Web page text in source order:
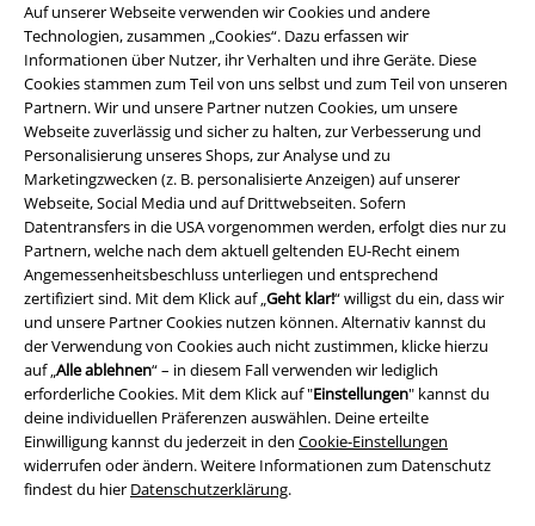
Auf unserer Webseite verwenden wir Cookies und andere
Technologien, zusammen „Cookies“. Dazu erfassen wir
Informationen über Nutzer, ihr Verhalten und ihre Geräte. Diese
Cookies stammen zum Teil von uns selbst und zum Teil von unseren
Partnern. Wir und unsere Partner nutzen Cookies, um unsere
Webseite zuverlässig und sicher zu halten, zur Verbesserung und
Personalisierung unseres Shops, zur Analyse und zu
Marketingzwecken (z. B. personalisierte Anzeigen) auf unserer
Webseite, Social Media und auf Drittwebseiten. Sofern
Datentransfers in die USA vorgenommen werden, erfolgt dies nur zu
Partnern, welche nach dem aktuell geltenden EU-Recht einem
Angemessenheitsbeschluss unterliegen und entsprechend
zertifiziert sind. Mit dem Klick auf „Geht klar!“ willigst du ein, dass wir
und unsere Partner Cookies nutzen können. Alternativ kannst du
der Verwendung von Cookies auch nicht zustimmen, klicke hierzu
auf „Alle ablehnen“ – in diesem Fall verwenden wir lediglich
erforderliche Cookies. Mit dem Klick auf "Einstellungen" kannst du
deine individuellen Präferenzen auswählen. Deine erteilte
Einwilligung kannst du jederzeit in den Cookie-Einstellungen
widerrufen oder ändern. Weitere Informationen zum Datenschutz
findest du hier Datenschutzerklärung.
Rechtliches
AGB
Impressum
Datenschutz
Entsorgung und Umweltschutz
Konformitätserklärung